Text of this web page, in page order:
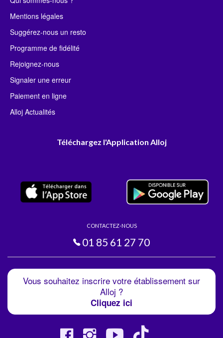
Mentions légales
Suggérez-nous un resto
Programme de fidélité
Rejoignez-nous
Signaler une erreur
Paiement en ligne
Alloj Actualités
Téléchargez l'Application Alloj
CONTACTEZ-NOUS
01 85 61 27 70
Vous souhaitez inscrire votre établissement sur
Alloj ?
Cliquez ici